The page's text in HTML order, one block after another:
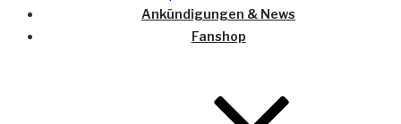
Ankündigungen & News
Fanshop